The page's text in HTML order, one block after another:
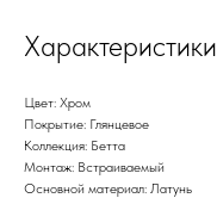
Характеристики
Цвет: Хром
Покрытие: Глянцевое
Коллекция: Бетта
Монтаж: Встраиваемый
Основной материал: Латунь